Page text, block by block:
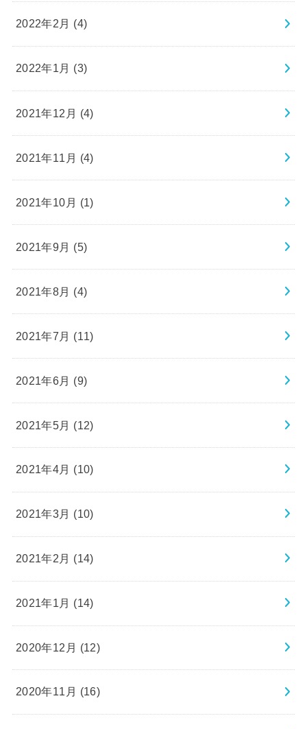
2022年2月 (4)
2022年1月 (3)
2021年12月 (4)
2021年11月 (4)
2021年10月 (1)
2021年9月 (5)
2021年8月 (4)
2021年7月 (11)
2021年6月 (9)
2021年5月 (12)
2021年4月 (10)
2021年3月 (10)
2021年2月 (14)
2021年1月 (14)
2020年12月 (12)
2020年11月 (16)